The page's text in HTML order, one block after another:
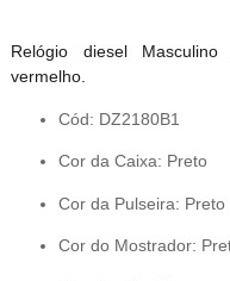
Relógio diesel
vermelho.
Cód: DZ2180B1
Cor da Caixa: Preto
Cor da Pulseira: Preto
Cor do Mostrador: